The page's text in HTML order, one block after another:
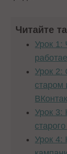
Читайте
Урок 1:
Урок
старом
Урок 3:
Урок 4: